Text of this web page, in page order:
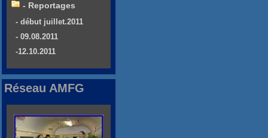
- Reportages
- début juillet.2011
- 09.08.2011
-12.10.2011
Réseau AMFG